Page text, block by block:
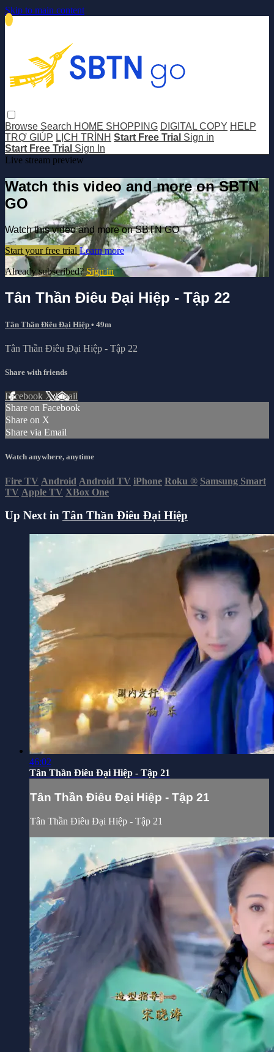
Skip to main content
Browse Search HOME SHOPPING DIGITAL COPY HELP
TRỢ GIÚP LỊCH TRÌNH Start Free Trial Sign in
Start Free Trial Sign In
Live stream preview
Watch this video and more on SBTN
GO
Watch this video and more on SBTN GO
Start your free trial Learn more
Already subscribed?Sign in
Tân Thần Điêu Đại Hiệp - Tập 22
Tân Thần Điêu Đại Hiệp • 49m
Tân Thần Điêu Đại Hiệp - Tập 22
Share with friends
Facebook XEmail
Share on Facebook
Share on X
Share via Email
Watch anywhere, anytime
Fire TV Android Android TV iPhone Roku ® Samsung Smart
TV Apple TV XBox One
Up Next in Tân Thần Điêu Đại Hiệp
46:02
Tân Thần Điêu Đại Hiệp - Tập 21
Tân Thần Điêu Đại Hiệp - Tập 21
Tân Thần Điêu Đại Hiệp - Tập 21